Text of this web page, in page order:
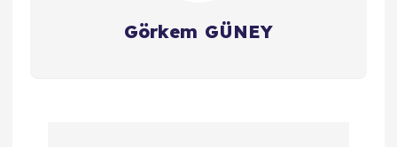
Görkem GÜNEY